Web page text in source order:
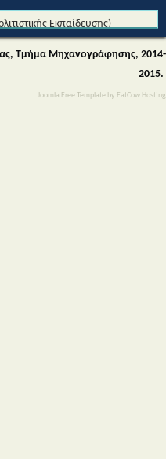
Joomla Free Template by FatCow Hosting
Εκπαίδευσης)
Τμήμα Μηχανογράφησης, 2014-
2015.